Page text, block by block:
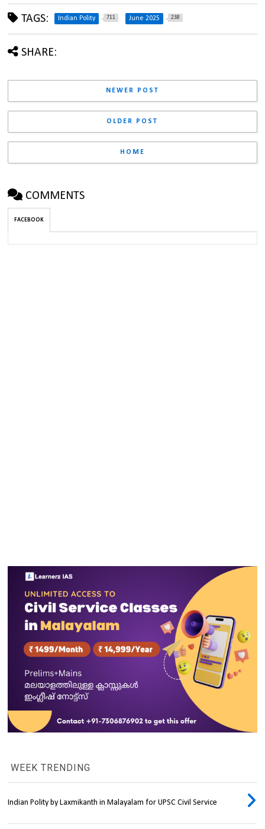
TAGS: Indian Polity 711 June 2025 238
SHARE:
NEWER POST
OLDER POST
HOME
COMMENTS
FACEBOOK
WEEK TRENDING
Indian Polity by Laxmikanth in Malayalam for UPSC Civil Service